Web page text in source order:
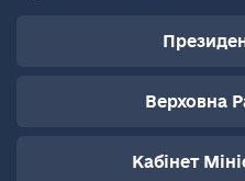
Верховна
Кабінет